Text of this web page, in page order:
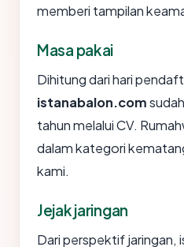
memberi tampilan
Masa pakai
Dihitung dari hari
istanabalon.com
tahun melalui CV.
dalam kategori
kami.
Jejak jaringan
Dari perspektif jaringan,